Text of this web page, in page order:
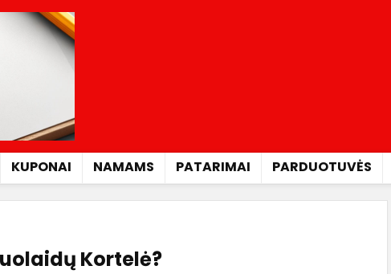
KUPONAI NAMAMS PATARIMAI PARDUOTUVĖS
Kortelė?